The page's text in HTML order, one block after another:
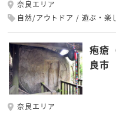
奈良エリア
自然/アウトドア
遊ぶ・楽
疱瘡
良市
奈良エリア